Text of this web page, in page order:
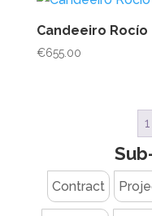
Candeeiro Rocío
€655.00
1
Contract